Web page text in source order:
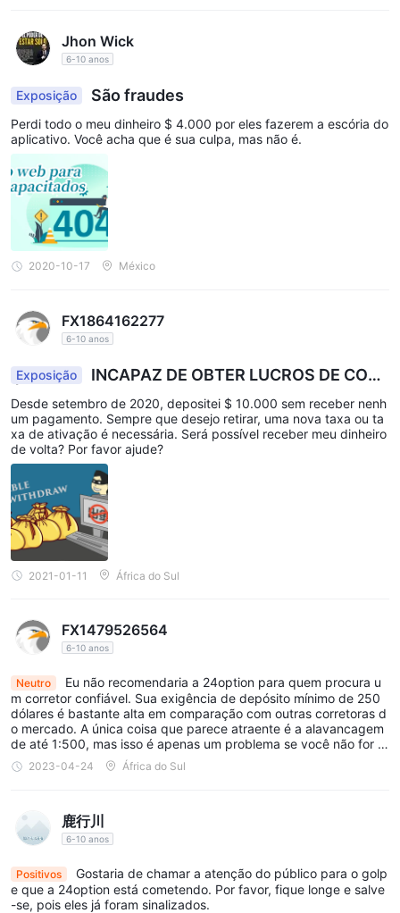
Jhon Wick
6-10 anos
Exposição São fraudes
Perdi todo o meu dinheiro $ 4.000 por eles fazerem a escória do
aplicativo. Você acha que é sua culpa, mas não é.
2020-10-17 México
FX1864162277
6-10 anos
Exposição
INCAPAZ DE OBTER LUCROS DE COM
ÉRCIOS
Desde setembro de 2020, depositei $ 10.000 sem receber nenh
um pagamento. Sempre que desejo retirar, uma nova taxa ou ta
xa de ativação é necessária. Será possível receber meu dinheiro
de volta? Por favor ajude?
2021-01-11 África do Sul
FX1479526564
6-10 anos
Neutro
Eu não recomendaria a 24option para quem procura u
m corretor confiável. Sua exigência de depósito mínimo de 250
dólares é bastante alta em comparação com outras corretoras d
o mercado. A única coisa que parece atraente é a alavancagem
de até 1:500, mas isso é apenas um problema se você não for u
m trader experiente. Mas o que realmente me irritou foi a taxa d
e saque, que é muito alta!! Acho que tem opções muito melhores
2023-04-24 África do Sul
鹿行川
6-10 anos
Positivos
Gostaria de chamar a atenção do público para o golp
e que a 24option está cometendo. Por favor, fique longe e salve
-se, pois eles já foram sinalizados.